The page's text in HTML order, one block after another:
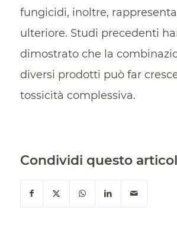
fungicidi, inoltre,
ulteriore. Studi precedenti
dimostrato che la
diversi prodotti può far
tossicità complessiva.
Condividi questo